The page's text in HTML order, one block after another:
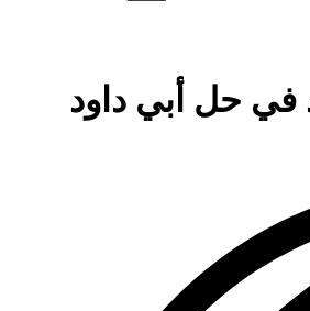
في حل أبي داود